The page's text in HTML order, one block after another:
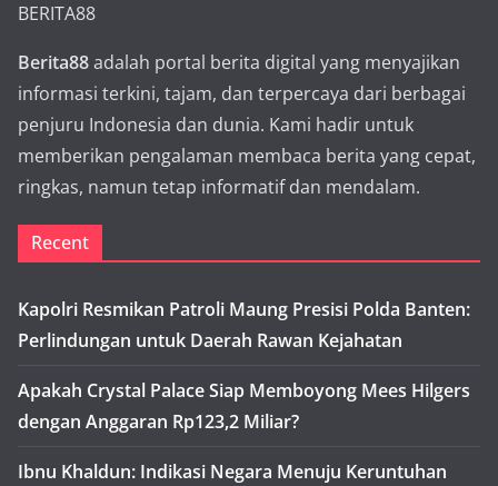
BERITA88
Berita88adalah portal berita digital yang menyajikan
informasi terkini, tajam, dan terpercaya dari berbagai
penjuru Indonesia dan dunia. Kami hadir untuk
memberikan pengalaman membaca berita yang cepat,
ringkas, namun tetap informatif dan mendalam.
Recent
Kapolri Resmikan Patroli Maung Presisi Polda Banten:
Perlindungan untuk Daerah Rawan Kejahatan
Apakah Crystal Palace Siap Memboyong Mees Hilgers
dengan Anggaran Rp123,2 Miliar?
Ibnu Khaldun: Indikasi Negara Menuju Keruntuhan